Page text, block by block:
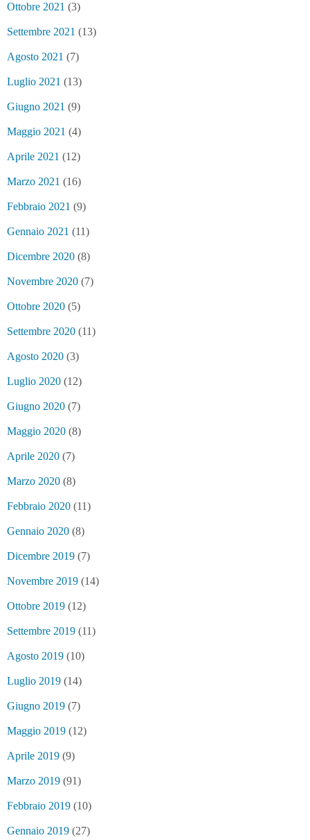
Ottobre 2021 (3)
Settembre 2021 (13)
Agosto 2021 (7)
Luglio 2021 (13)
Giugno 2021 (9)
Maggio 2021 (4)
Aprile 2021 (12)
Marzo 2021 (16)
Febbraio 2021 (9)
Gennaio 2021 (11)
Dicembre 2020 (8)
Novembre 2020 (7)
Ottobre 2020 (5)
Settembre 2020 (11)
Agosto 2020 (3)
Luglio 2020 (12)
Giugno 2020 (7)
Maggio 2020 (8)
Aprile 2020 (7)
Marzo 2020 (8)
Febbraio 2020 (11)
Gennaio 2020 (8)
Dicembre 2019 (7)
Novembre 2019 (14)
Ottobre 2019 (12)
Settembre 2019 (11)
Agosto 2019 (10)
Luglio 2019 (14)
Giugno 2019 (7)
Maggio 2019 (12)
Aprile 2019 (9)
Marzo 2019 (91)
Febbraio 2019 (10)
Gennaio 2019 (27)